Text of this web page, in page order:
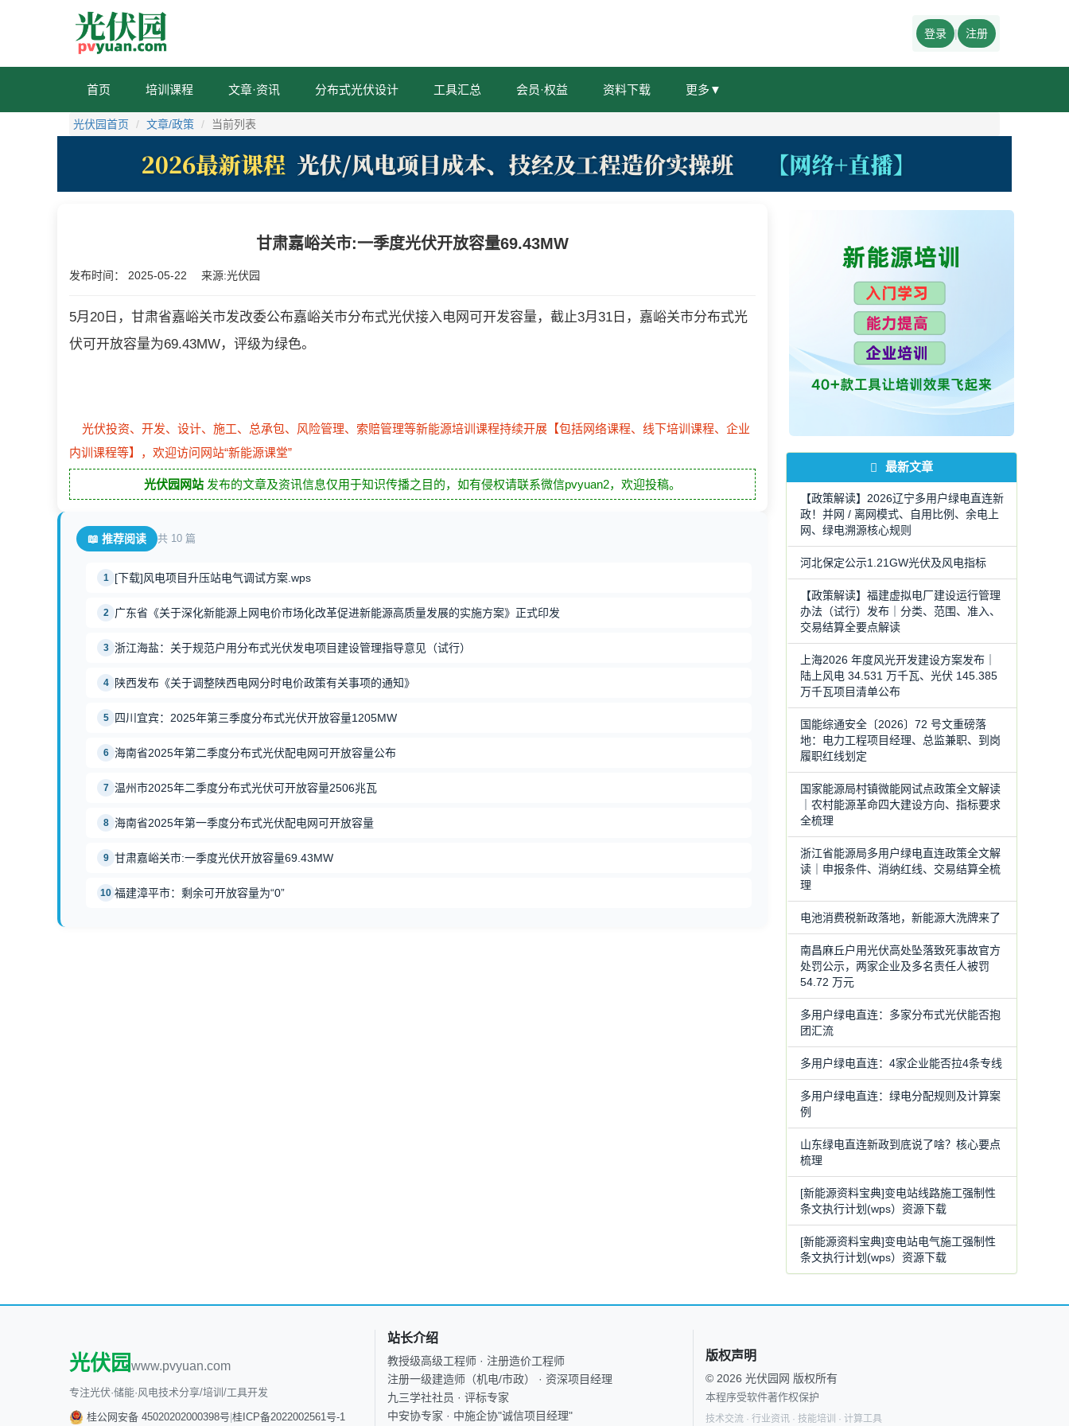
登录 | 注册
首页 培训课程 文章·资讯 分布式光伏设计 工具汇总 会员·权益 资料下载 更多▼
光伏园首页 文章/政策 当前列表
甘肃嘉峪关市:一季度光伏开放容量69.43MW
发布时间： 2025-05-22 来源:光伏园
5月20日，甘肃省嘉峪关市发改委公布嘉峪关市分布式光伏接入电网可开发容量，截止3月31日，嘉峪关市分布式光
伏可开放容量为69.43MW，评级为绿色。
光伏投资、开发、设计、施工、总承包、风险管理、索赔管理等新能源培训课程持续开展【包括网络课程、线下培训课程、企业
内训课程等】，欢迎访问网站“新能源课堂”
光伏园网站 发布的文章及资讯信息仅用于知识传播之目的，如有侵权请联系微信pvyuan2，欢迎投稿。
📖 推荐阅读 共 10 篇
1 [下载]风电项目升压站电气调试方案.wps
2 广东省《关于深化新能源上网电价市场化改革促进新能源高质量发展的实施方案》正式印发
3 浙江海盐：关于规范户用分布式光伏发电项目建设管理指导意见（试行）
4 陕西发布《关于调整陕西电网分时电价政策有关事项的通知》
5 四川宜宾：2025年第三季度分布式光伏开放容量1205MW
6 海南省2025年第二季度分布式光伏配电网可开放容量公布
7 温州市2025年二季度分布式光伏可开放容量2506兆瓦
8 海南省2025年第一季度分布式光伏配电网可开放容量
9 甘肃嘉峪关市:一季度光伏开放容量69.43MW
10 福建漳平市：剩余可开放容量为“0”
最新文章
【政策解读】2026辽宁多用户绿电直连新
政！并网 / 离网模式、自用比例、余电上
网、绿电溯源核心规则
河北保定公示1.21GW光伏及风电指标
【政策解读】福建虚拟电厂建设运行管理
办法（试行）发布｜分类、范围、准入、
交易结算全要点解读
上海2026 年度风光开发建设方案发布｜
陆上风电 34.531 万千瓦、光伏 145.385
万千瓦项目清单公布
国能综通安全〔2026〕72 号文重磅落
地：电力工程项目经理、总监兼职、到岗
履职红线划定
国家能源局村镇微能网试点政策全文解读
｜农村能源革命四大建设方向、指标要求
全梳理
浙江省能源局多用户绿电直连政策全文解
读｜申报条件、消纳红线、交易结算全梳
理
电池消费税新政落地，新能源大洗牌来了
南昌麻丘户用光伏高处坠落致死事故官方
处罚公示，两家企业及多名责任人被罚
54.72 万元
多用户绿电直连：多家分布式光伏能否抱
团汇流
多用户绿电直连：4家企业能否拉4条专线
多用户绿电直连：绿电分配规则及计算案
例
山东绿电直连新政到底说了啥？核心要点
梳理
[新能源资料宝典]变电站线路施工强制性
条文执行计划(wps）资源下载
[新能源资料宝典]变电站电气施工强制性
条文执行计划(wps）资源下载
光伏园 www.pvyuan.com
专注光伏·储能·风电技术分享/培训/工具开发
桂公网安备 45020202000398号|桂ICP备2022002561号-1
站长介绍
教授级高级工程师 · 注册造价工程师
注册一级建造师（机电/市政） · 资深项目经理
九三学社社员 · 评标专家
中安协专家 · 中施企协"诚信项目经理"
版权声明
© 2026 光伏园网 版权所有
本程序受软件著作权保护
技术交流 · 行业资讯 · 技能培训 · 计算工具